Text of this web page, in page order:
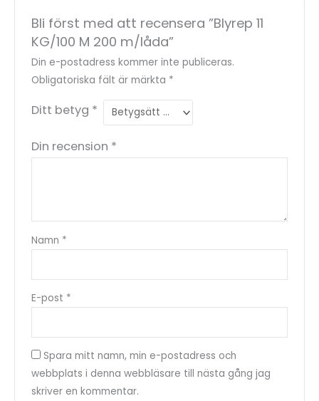
Bli först med att recensera ”Blyrep 11
KG/100 M 200 m/låda”
Din e-postadress kommer inte publiceras.
Obligatoriska fält är märkta *
Ditt betyg *
Din recension *
Namn *
E-post *
Spara mitt namn, min e-postadress och
webbplats i denna webbläsare till nästa gång jag
skriver en kommentar.